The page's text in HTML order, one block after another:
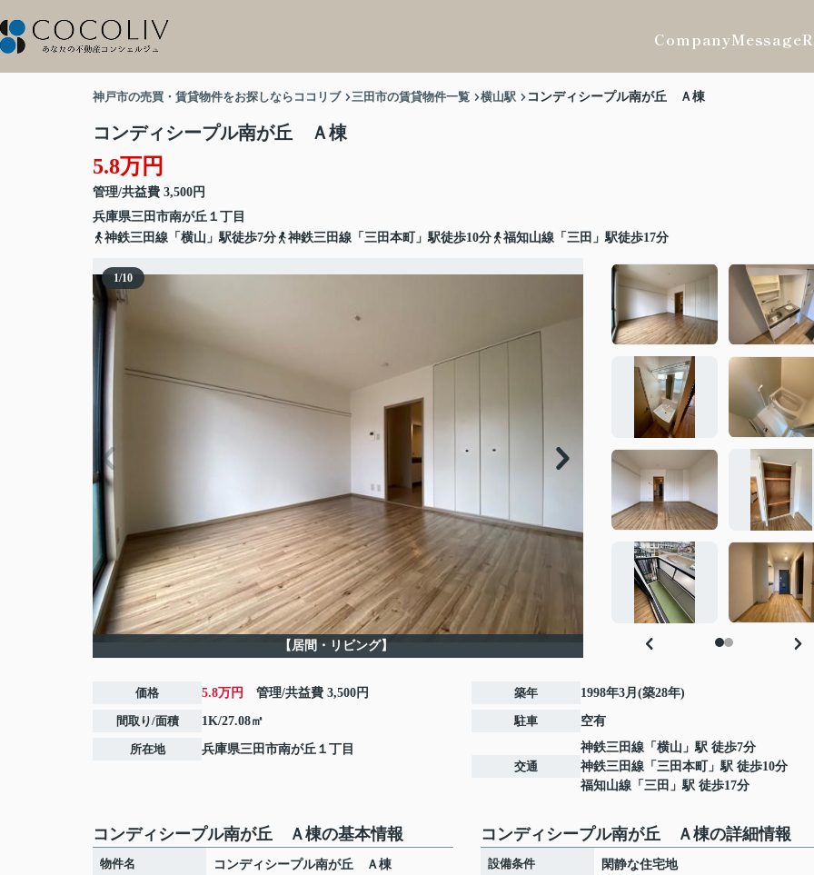
CompanyMessage
神戸市の売買・賃貸物件をお探しならココリブ 三田市の賃貸物件一覧 横山駅 コンディシープル南が丘 Ａ棟
コンディシープル南が丘 Ａ棟
5.8万円
管理/共益費 3,500円
兵庫県三田市南が丘 １丁目
神鉄三田線「横山」駅徒歩7分
神鉄三田線「三田本町」駅徒歩10分 福知山線「三田」駅徒歩17分
1/10
【居間・リビング】
価格 5.8万円 管理/共益費 3,500円
間取り/面積 1K/27.08㎡
所在地 兵庫県三田市南が丘 １丁目
築年 1998年3月(築28年)
駐車 空有
交通
神鉄三田線 「 横山 」駅 徒歩7分
神鉄三田線 「 三田本町
」駅 徒歩10分
福知山線 「 三田 」駅 徒歩17分
コンディシープル南が丘 Ａ棟の基本情報
物件名 コンディシープル南が丘 Ａ棟
コンディシープル南が丘 Ａ棟の詳細情報
設備条件
閑静な住宅地